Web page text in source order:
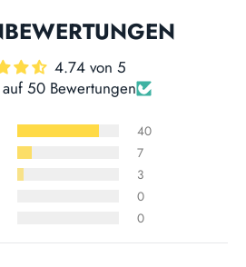
4.74 von 5
50 Bewertungen
40
7
3
0
0